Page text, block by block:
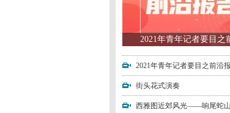
2021年青年记者要目之
2021年青年记者要目之前沿
街头花式演奏
西雅图近郊风光——响尾蛇山